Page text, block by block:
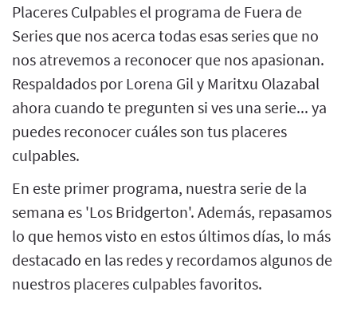
Placeres Culpables el programa de Fuera de
Series que nos acerca todas esas series que no
nos atrevemos a reconocer que nos apasionan.
Respaldados por Lorena Gil y Maritxu Olazabal
ahora cuando te pregunten si ves una serie... ya
puedes reconocer cuáles son tus placeres
culpables.
En este primer programa, nuestra serie de la
semana es 'Los Bridgerton'. Además, repasamos
lo que hemos visto en estos últimos días, lo más
destacado en las redes y recordamos algunos de
nuestros placeres culpables favoritos.